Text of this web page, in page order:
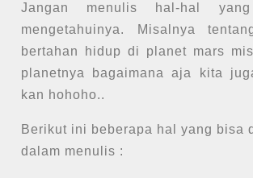
Jangan menulis hal-hal
mengetahuinya. Misalnya
bertahan hidup di planet mars
planetnya bagaimana aja kita
kan hohoho..
Berikut ini beberapa hal yang bisa
dalam menulis :